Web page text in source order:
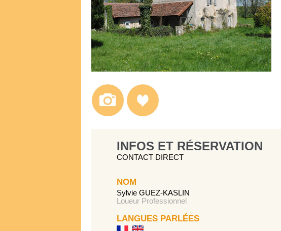
INFOS ET RÉSERVATION
CONTACT DIRECT
NOM
Sylvie GUEZ-KASLIN
Loueur Professionnel
LANGUES PARLÉES